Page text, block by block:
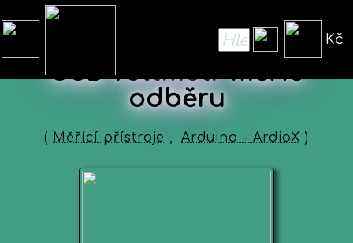
Kč
USB voltmetr měřič
odběru
( Měřící přístroje , Arduino - ArdioX )